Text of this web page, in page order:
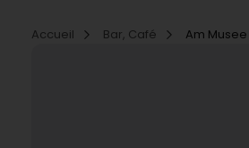
Accueil
Bar, Café Am Musee